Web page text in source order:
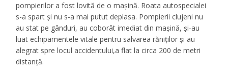
pompierilor a fost lovită de o maşină. Roata autospecialei
s-a spart şi nu s-a mai putut deplasa. Pompierii clujeni nu
au stat pe gânduri, au coborât imediat din maşină, şi-au
luat echipamentele vitale pentru salvarea răniţilor şi au
alegrat spre locul accidentului,a flat la circa 200 de metri
distanţă.